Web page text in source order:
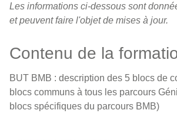
Les informations ci-dessous sont
et peuvent faire l'objet de mises à jour.
Contenu de la
BUT BMB : description des 5 blocs de
blocs communs à tous les parcours
blocs spécifiques du parcours BMB)